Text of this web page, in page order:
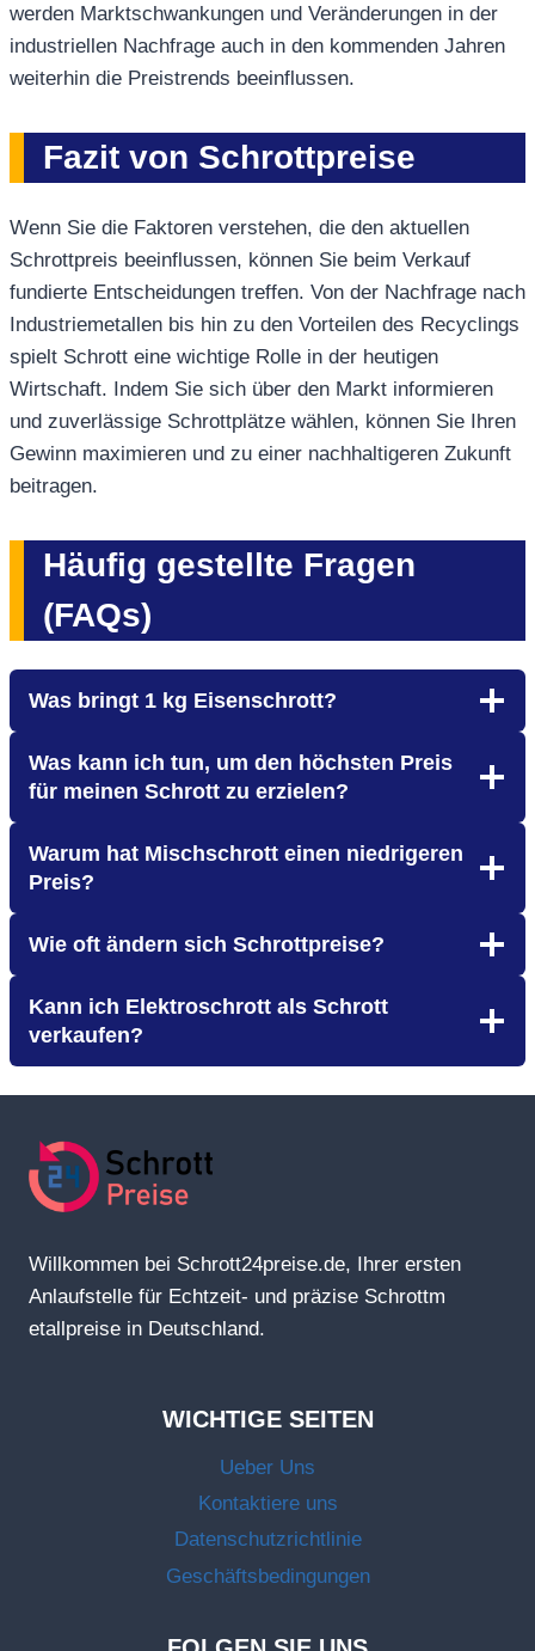
werden Marktschwankungen und Veränderungen in der
industriellen Nachfrage auch in den kommenden Jahren
weiterhin die Preistrends beeinflussen.
Fazit von Schrottpreise
Wenn Sie die Faktoren verstehen, die den aktuellen
Schrottpreis beeinflussen, können Sie beim Verkauf
fundierte Entscheidungen treffen. Von der Nachfrage nach
Industriemetallen bis hin zu den Vorteilen des Recyclings
spielt Schrott eine wichtige Rolle in der heutigen
Wirtschaft. Indem Sie sich über den Markt informieren
und zuverlässige Schrottplätze wählen, können Sie Ihren
Gewinn maximieren und zu einer nachhaltigeren Zukunft
beitragen.
Häufig gestellte Fragen
(FAQs)
Was bringt 1 kg Eisenschrott?
Was kann ich tun, um den höchsten Preis
für meinen Schrott zu erzielen?
Warum hat Mischschrott einen niedrigeren
Preis?
Wie oft ändern sich Schrottpreise?
Kann ich Elektroschrott als Schrott
verkaufen?
Willkommen bei Schrott24preise.de, Ihrer ersten
Anlaufstelle für Echtzeit- und präzise Schrottm
etallpreise in Deutschland.
WICHTIGE SEITEN
Ueber Uns
Kontaktiere uns
Datenschutzrichtlinie
Geschäftsbedingungen